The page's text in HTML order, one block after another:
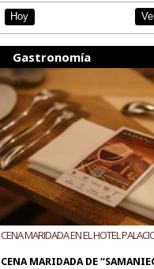
Hoy
Gastronomía
CENA MARIDADA EN EL HOTEL
CENA MARIDADA DE